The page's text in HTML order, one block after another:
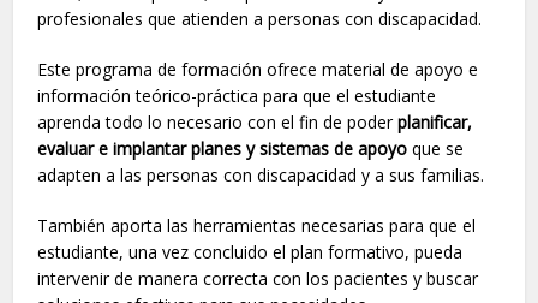
profesionales que atienden a personas con discapacidad.
Este programa de formación ofrece material de apoyo e
información teórico-práctica para que el estudiante
aprenda todo lo necesario con el fin de poderplanificar,
evaluar e implantar planes y sistemas de apoyo que se
adapten a las personas con discapacidad y a sus familias.
También aporta las herramientas necesarias para que el
estudiante, una vez concluido el plan formativo, pueda
intervenir de manera correcta con los pacientes y buscar